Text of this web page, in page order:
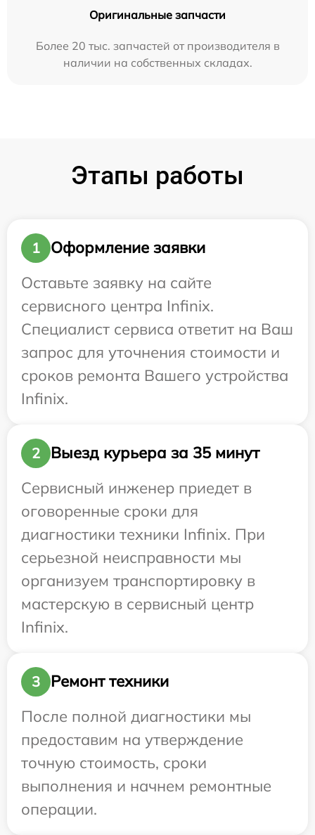
Оригинальные запчасти
Более 20 тыс. запчастей от производителя в
наличии на собственных складах.
Этапы работы
1
Оформление заявки
Оставьте заявку на сайте
сервисного центра Infinix.
Специалист сервиса ответит на Ваш
запрос для уточнения стоимости и
сроков ремонта Вашего устройства
Infinix.
2
Выезд курьера за 35 минут
Сервисный инженер приедет в
оговоренные сроки для
диагностики техники Infinix. При
серьезной неисправности мы
организуем транспортировку в
мастерскую в сервисный центр
Infinix.
3
Ремонт техники
После полной диагностики мы
предоставим на утверждение
точную стоимость, сроки
выполнения и начнем ремонтные
операции.